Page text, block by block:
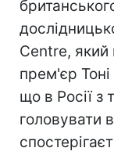
Centre, який
прем'єр
що в Росії з
головувати